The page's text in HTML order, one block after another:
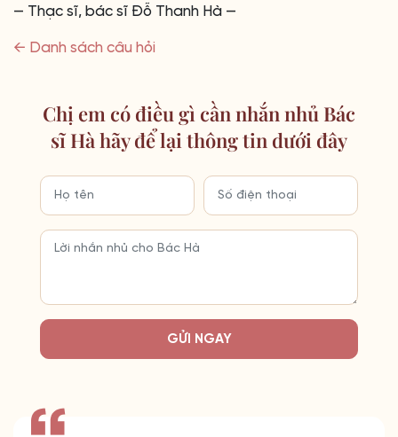
— Thạc sĩ, bác sĩ Đỗ Thanh Hà —
← Danh sách câu hỏi
Chị em có điều gì cần nhắn nhủ Bác
sĩ Hà hãy để lại thông tin dưới đây
GỬI NGAY